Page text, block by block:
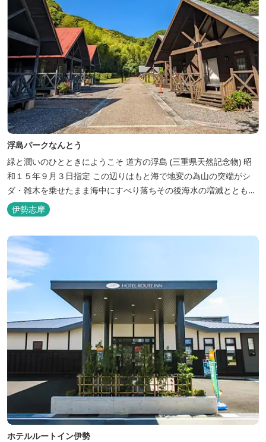
浮島パークなんとう
緑と潤いのひとときにようこそ ​道方の浮島 (三重県天然記念物) 昭
和１５年９月３日指定 この辺りはもと海で地変の為山の突端がシ
ダ・雑木を乗せたまま海中にすべり落ちその後海水の増減とともに
浮き沈みするようになったと伝えられています。 周辺は浮島を廻る
散策路が設けられ、また海岸線が一望できる展望塔へと続く遊歩道
もあり自然と親しむ見どころがあります。 ご家族連れで気軽にご利
用頂け...
伊勢志摩
ホテルルートイン伊勢